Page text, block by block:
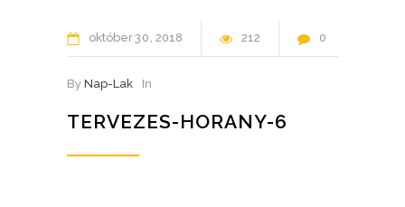
október30 2018 212 0
By Nap-Lak In
TERVEZES-HORANY-6